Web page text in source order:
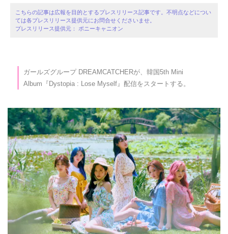
こちらの記事は広報を目的とするプレスリリース記事です。不明点などについ
ては各プレスリリース提供元にお問合せくださいませ。
プレスリリース提供元： ポニーキャニオン
ガールズグループ DREAMCATCHERが、韓国5th Mini
Album『Dystopia : Lose Myself』配信をスタートする。